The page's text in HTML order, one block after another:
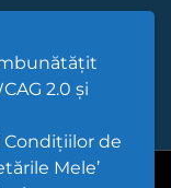
2.0 și
de
Mele’
- C - Comună |